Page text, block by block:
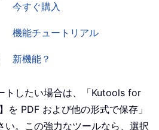
今すぐ購入
機能チュートリアル
新機能？
トしたい場合は、「Kutools for
を PDF および他の形式で保存」
い。この強力なツールなら、選択